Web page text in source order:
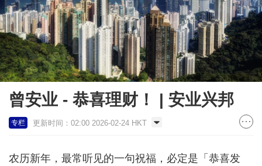
曾安业 - 恭喜理财！ | 安业兴邦
专栏 更新时间：02:00 2026-02-24 HKT
农历新年，最常听见的一句祝福，必定是「恭喜发